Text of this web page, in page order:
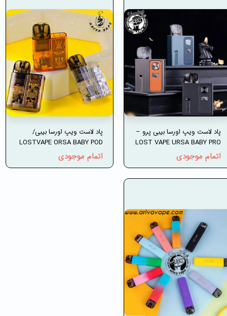
پاد لاست ویپ اورسا بیبی پرو –
LOST VAPE URSA BABY PRO
اتمام موجودی
پاد لاست ویپ اورسا بیبی/
LOSTVAPE ORSA BABY POD
اتمام موجودی